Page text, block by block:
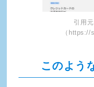
引用
（https://
このよう